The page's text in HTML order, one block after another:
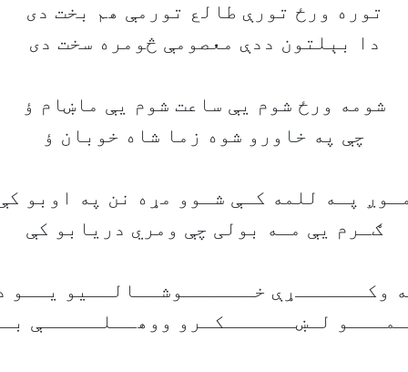
توره ورځ تورې طالع تورمې ھم بخت دی
دا بېلتون ددې معصومې څومره سخت دی
شومه ورځ شوم يې ساعت شوم يې ماښام ؤ
چې په خاورو شوه زما شاه خوبان ؤ
پـه للمه کـې شـوو مړه نن په اوبو
ګـرم يې مـه بولی چې ومري دريابو کې
وکــــــړې خــــــوشــالــيو يــو
لـښــــــکـرو ووھــلـــــې